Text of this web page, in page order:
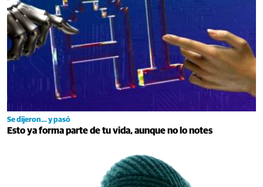
Se dijeron… y pasó
Esto ya forma parte de tu vida, aunque no lo notes